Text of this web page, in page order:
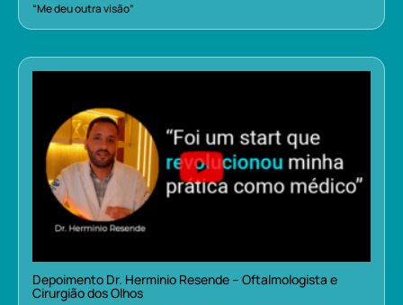
“Me deu outra visão”
Depoimento Dr. Herminio Resende – Oftalmologista e
Cirurgião dos Olhos